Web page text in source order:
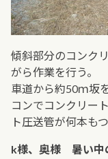
傾斜部分のコンク
がら作業を行う。
車道から約50ｍ坂
コンでコンクリー
ト圧送管が何本も
k様、奥様 暑い中